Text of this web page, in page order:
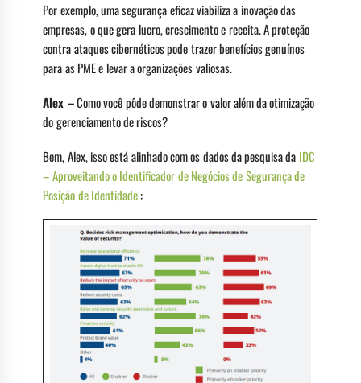
Por exemplo, uma segurança eficaz viabiliza a inovação das
empresas, o que gera lucro, crescimento e receita. A proteção
contra ataques cibernéticos pode trazer benefícios genuínos
para as PME e levar a organizações valiosas.
Alex –Como você pôde demonstrar o valor além da otimização
do gerenciamento de riscos?
Bem, Alex, isso está alinhado com os dados da pesquisa da IDC
– Aproveitando o Identificador de Negócios de Segurança de
Posição de Identidade: